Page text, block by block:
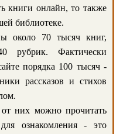
книги онлайн, то также
библиотеке.
около 70 тысяч книг,
рубрик. Фактически
порядка 100 тысяч -
рассказов и стихов
них можно прочитать
ознакомления - это